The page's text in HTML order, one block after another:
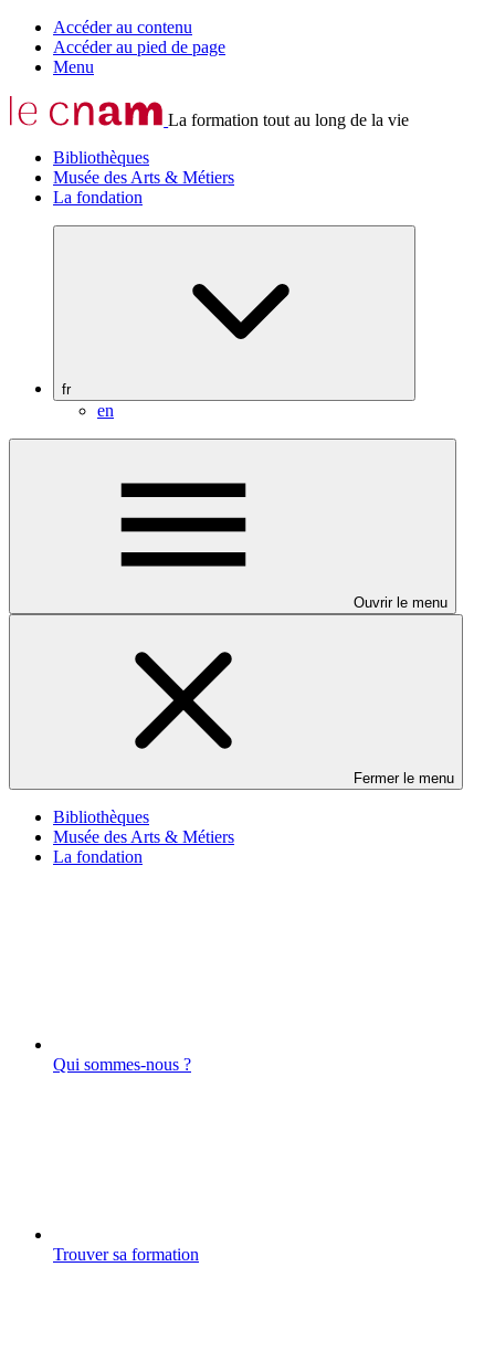
Accéder au contenu
Accéder au pied de page
Menu
La formation tout au long de la vie
Bibliothèques
Musée des Arts & Métiers
La fondation
fr
en
Ouvrir le menu
Fermer le menu
Bibliothèques
Musée des Arts & Métiers
La fondation
Qui sommes-nous ?
Trouver sa formation